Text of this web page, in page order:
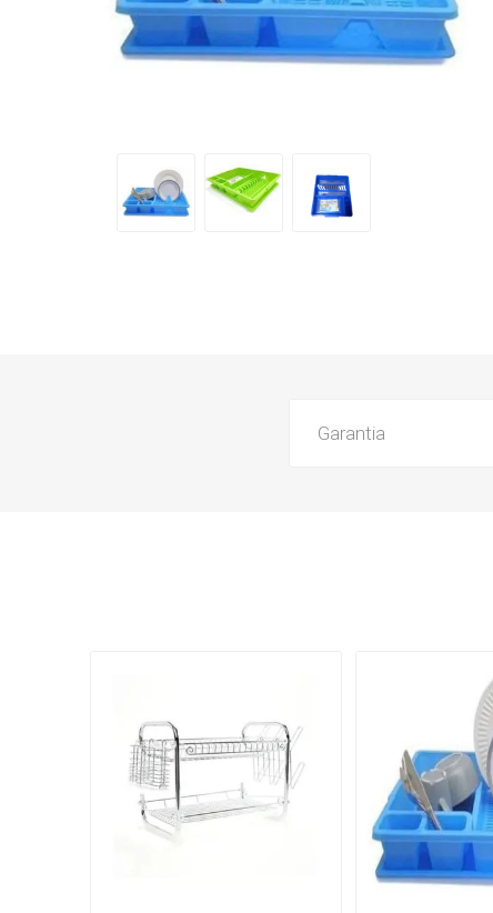
Garantia